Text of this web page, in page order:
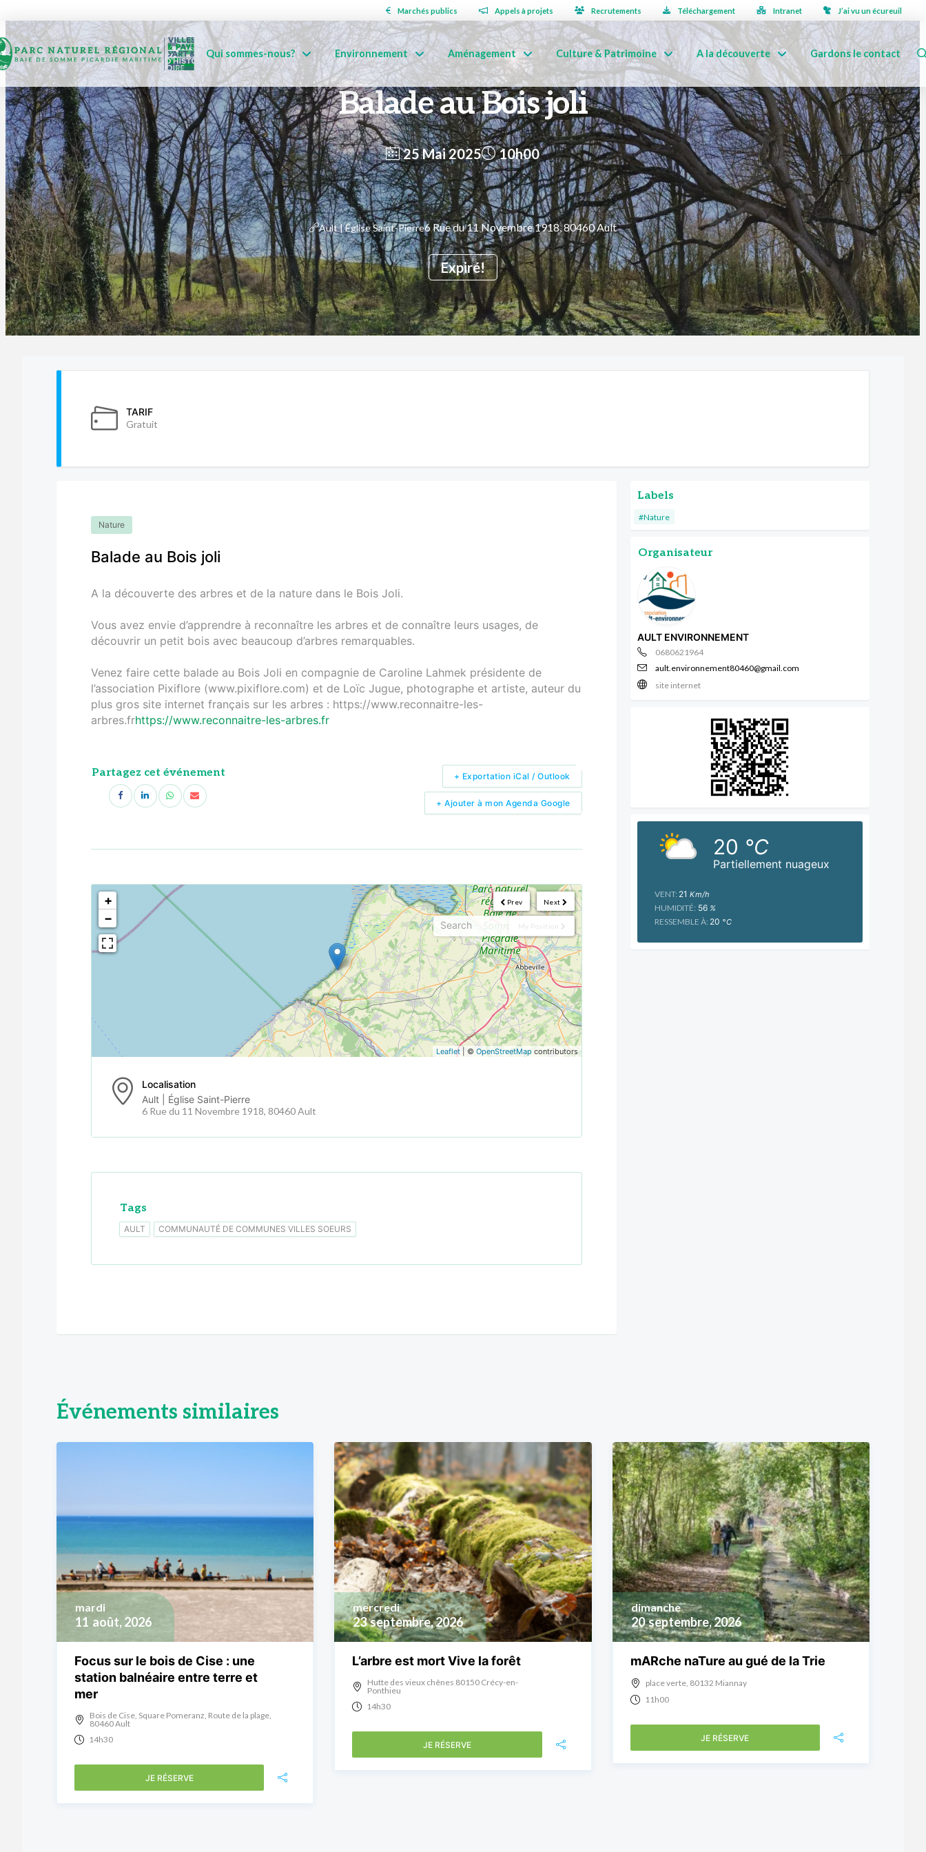
Marchés publics Appels à projets Recrutements Téléchargement Intranet J’ai vu un écureuil
Qui sommes-nous? Environnement Aménagement Culture & Patrimoine A la découverte Gardons le contact
Balade au Bois joli
25 Mai 2025
Expiré!
10h00
Ault | Église Saint-Pierre6 Rue du 11 Novembre 1918, 80460 Ault
TARIF
Gratuit
Nature
Balade au Bois joli
A la découverte des arbres et de la nature dans le Bois Joli.
Vous avez envie d’apprendre à reconnaître les arbres et de connaître leurs usages, de
découvrir un petit bois avec beaucoup d’arbres remarquables.
Venez faire cette balade au Bois Joli en compagnie de Caroline Lahmek présidente de
l’association Pixiflore (www.pixiflore.com) et de Loïc Jugue, photographe et artiste, auteur du
plus gros site internet français sur les arbres : https://www.reconnaitre-les-
arbres.frhttps://www.reconnaitre-les-arbres.fr
Partagez cet événement
+ Ajouter à mon Agenda Google
+ Exportation iCal / Outlook
Next
Prev
My Position
<!---->
+
−
Leaflet| © OpenStreetMapcontributors
Localisation
Ault | Église Saint-Pierre
6 Rue du 11 Novembre 1918, 80460 Ault
Tags
AULT COMMUNAUTÉ DE COMMUNES VILLES SOEURS
Labels
#Nature
Organisateur
AULT ENVIRONNEMENT
0680621964
ault.environnement80460@gmail.com
site internet
Partiellement nuageux
20 °C
VENT: 21 Km/h
HUMIDITÉ: 56%
RESSEMBLE À: 20 °C
Événements similaires
11 août, 2026
mardi
Focus sur le bois de Cise : une
station balnéaire entre terre et
mer
Bois de Cise, Square Pomeranz, Route de la plage,
80460 Ault
14h30
JE RÉSERVE
23 septembre, 2026
mercredi
L’arbre est mort Vive la forêt
Hutte des vieux chênes 80150 Crécy-en-
Ponthieu
14h30
JE RÉSERVE
20 septembre, 2026
dimanche
mARche naTure au gué de la Trie
place verte, 80132 Miannay
11h00
JE RÉSERVE